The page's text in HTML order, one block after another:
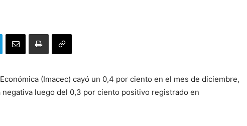
(Imacec) cayó un 0,4 por ciento en el mes de diciembre,
negativa luego del 0,3 por ciento positivo registrado en